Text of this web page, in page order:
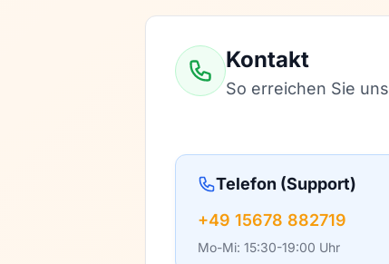
Kontakt
So erreichen Sie uns
Telefon (Support)
+49 15678 882719
Mo-Mi: 15:30-19:00 Uhr